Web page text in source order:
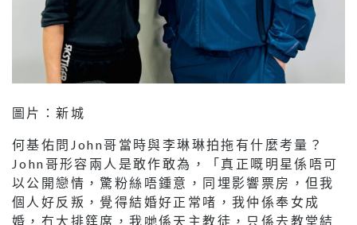
圖片：新城
何基佑問John哥當時與李琳琳拍拖有什麼考量？
John哥形容兩人是敢作敢為，「真正嘅明星係唔可
以公開戀情，驚粉絲唔鍾意，同埋影響票房，但我
個人好反叛，覺得結婚好正常啫，我仲係奉女成
婚，冇大排筳席，我哋係天主教徒，只係去教堂結